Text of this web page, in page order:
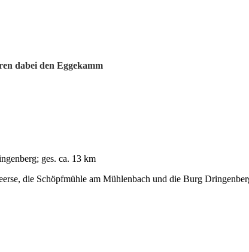
dabei den Eggekamm
ges. ca. 13 km
die Schöpfmühle am Mühlenbach und die Burg